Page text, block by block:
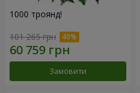
1000 троянд!
101 265 грн
Замовити